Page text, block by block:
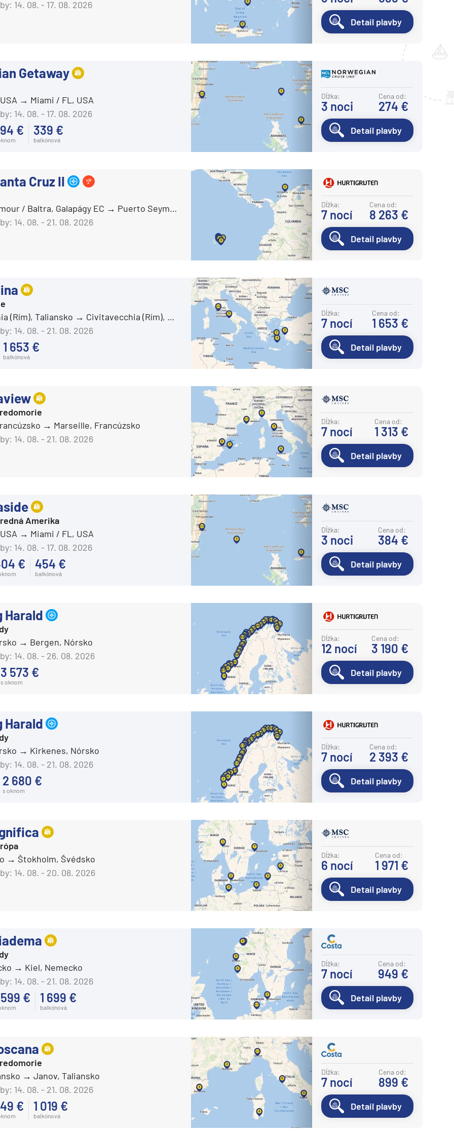
Azamara Quest®
Carnival Celebration
Carnival Dream
Celebrity Constellation
Celestyal Discovery
14. 08. - 17. 08. 2026
Detail plavby
Getaway
Miami / FL, USA
14. 08. - 17. 08. 2026
€ 339 €
balkónová
Dĺžka:
3 noci
Cena od:
274 €
Detail plavby
Cruz II
/ Baltra, Galapágy EC
Puerto Seymour / Baltra, Galapágy EC
14. 08. - 21. 08. 2026
Dĺžka:
7 nocí
Cena od:
8 263 €
Detail plavby
(Rím), Taliansko
Civitavecchia (Rím), Taliansko
14. 08. - 21. 08. 2026
1 653 €
balkónová
Dĺžka:
7 nocí
Cena od:
1 653 €
Detail plavby
Marseille, Francúzsko
14. 08. - 21. 08. 2026
Dĺžka:
7 nocí
Cena od:
1 313 €
Detail plavby
Amerika
Miami / FL, USA
14. 08. - 17. 08. 2026
€ 454 €
balkónová
Dĺžka:
3 noci
Cena od:
384 €
Detail plavby
Harald
Bergen, Nórsko
14. 08. - 26. 08. 2026
3 573 €
s oknom
Dĺžka:
12 nocí
Cena od:
3 190 €
Detail plavby
Harald
Kirkenes, Nórsko
14. 08. - 21. 08. 2026
2 680 €
s oknom
Dĺžka:
7 nocí
Cena od:
2 393 €
Detail plavby
Štokholm, Švédsko
14. 08. - 20. 08. 2026
Dĺžka:
6 nocí
Cena od:
1 971 €
Detail plavby
Kiel, Nemecko
14. 08. - 21. 08. 2026
599 € 1 699 €
balkónová
Dĺžka:
7 nocí
Cena od:
949 €
Detail plavby
Janov, Taliansko
14. 08. - 21. 08. 2026
€ 1 019 €
balkónová
Dĺžka:
7 nocí
Cena od:
899 €
Detail plavby